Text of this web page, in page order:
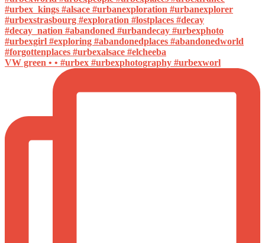
VW green • • #urbex #urbexphotography #urbexworl